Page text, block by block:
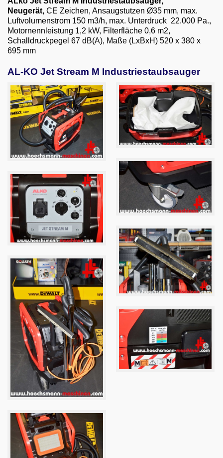
Neugerät, CE Zeichen, Ansaugstutzen Ø35 mm, max.
Luftvolumen­strom 150 m3/h, max. Unterdruck 22.000 Pa.,
Motornenn­leistung 1,2 kW, Filterfläche 0,6 m2,
Schalldruck­pegel 67 dB(A), Maße (LxBxH) 520 x 380 x
695 mm
AL-KO Jet Stream M Industriestaubsauger